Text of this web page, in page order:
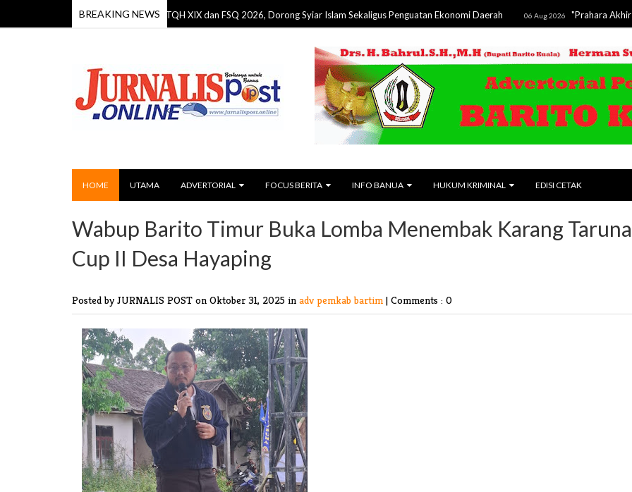
BREAKING NEWS
Bupati Seruyan Resmi Buka MTQH XIX dan FSQ 2026, Dorong Syiar Islam Sekaligus Penguatan Ekonomi Daerah 06 Aug 2026 "Prahara Akhir Zaman"
HOME UTAMA ADVERTORIAL FOCUS BERITA INFO BANUA HUKUM KRIMINAL EDISI CETAK
Wabup Barito Timur Buka Lomba Menembak Karang Taruna
Cup II Desa Hayaping
Posted by JURNALIS POST on Oktober 31, 2025 in adv pemkab bartim | Comments : 0